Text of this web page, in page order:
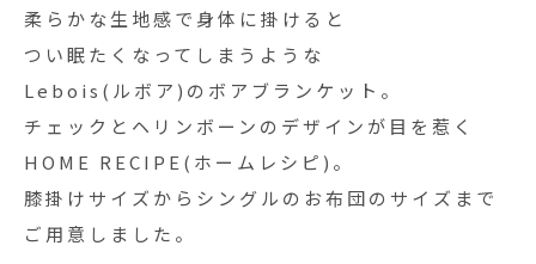
柔らかな生地感で身体に掛けると
つい眠たくなってしまうような
Lebois(ルボア)のボアブランケット。
チェックとヘリンボーンのデザインが目を惹く
HOME RECIPE(ホームレシピ)。
膝掛けサイズからシングルのお布団のサイズまで
ご用意しました。